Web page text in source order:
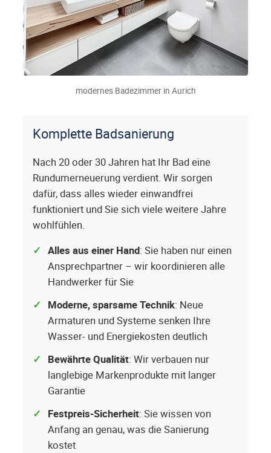
modernes Badezimmer in Aurich
Komplette Badsanierung
Nach 20 oder 30 Jahren hat Ihr Bad eine
Rundumerneuerung verdient. Wir sorgen
dafür, dass alles wieder einwandfrei
funktioniert und Sie sich viele weitere Jahre
wohlfühlen.
Alles aus einer Hand: Sie haben nur einen
Ansprechpartner – wir koordinieren alle
Handwerker für Sie
Moderne, sparsame Technik: Neue
Armaturen und Systeme senken Ihre
Wasser- und Energiekosten deutlich
Bewährte Qualität: Wir verbauen nur
langlebige Markenprodukte mit langer
Garantie
Festpreis-Sicherheit: Sie wissen von
Anfang an genau, was die Sanierung
kostet